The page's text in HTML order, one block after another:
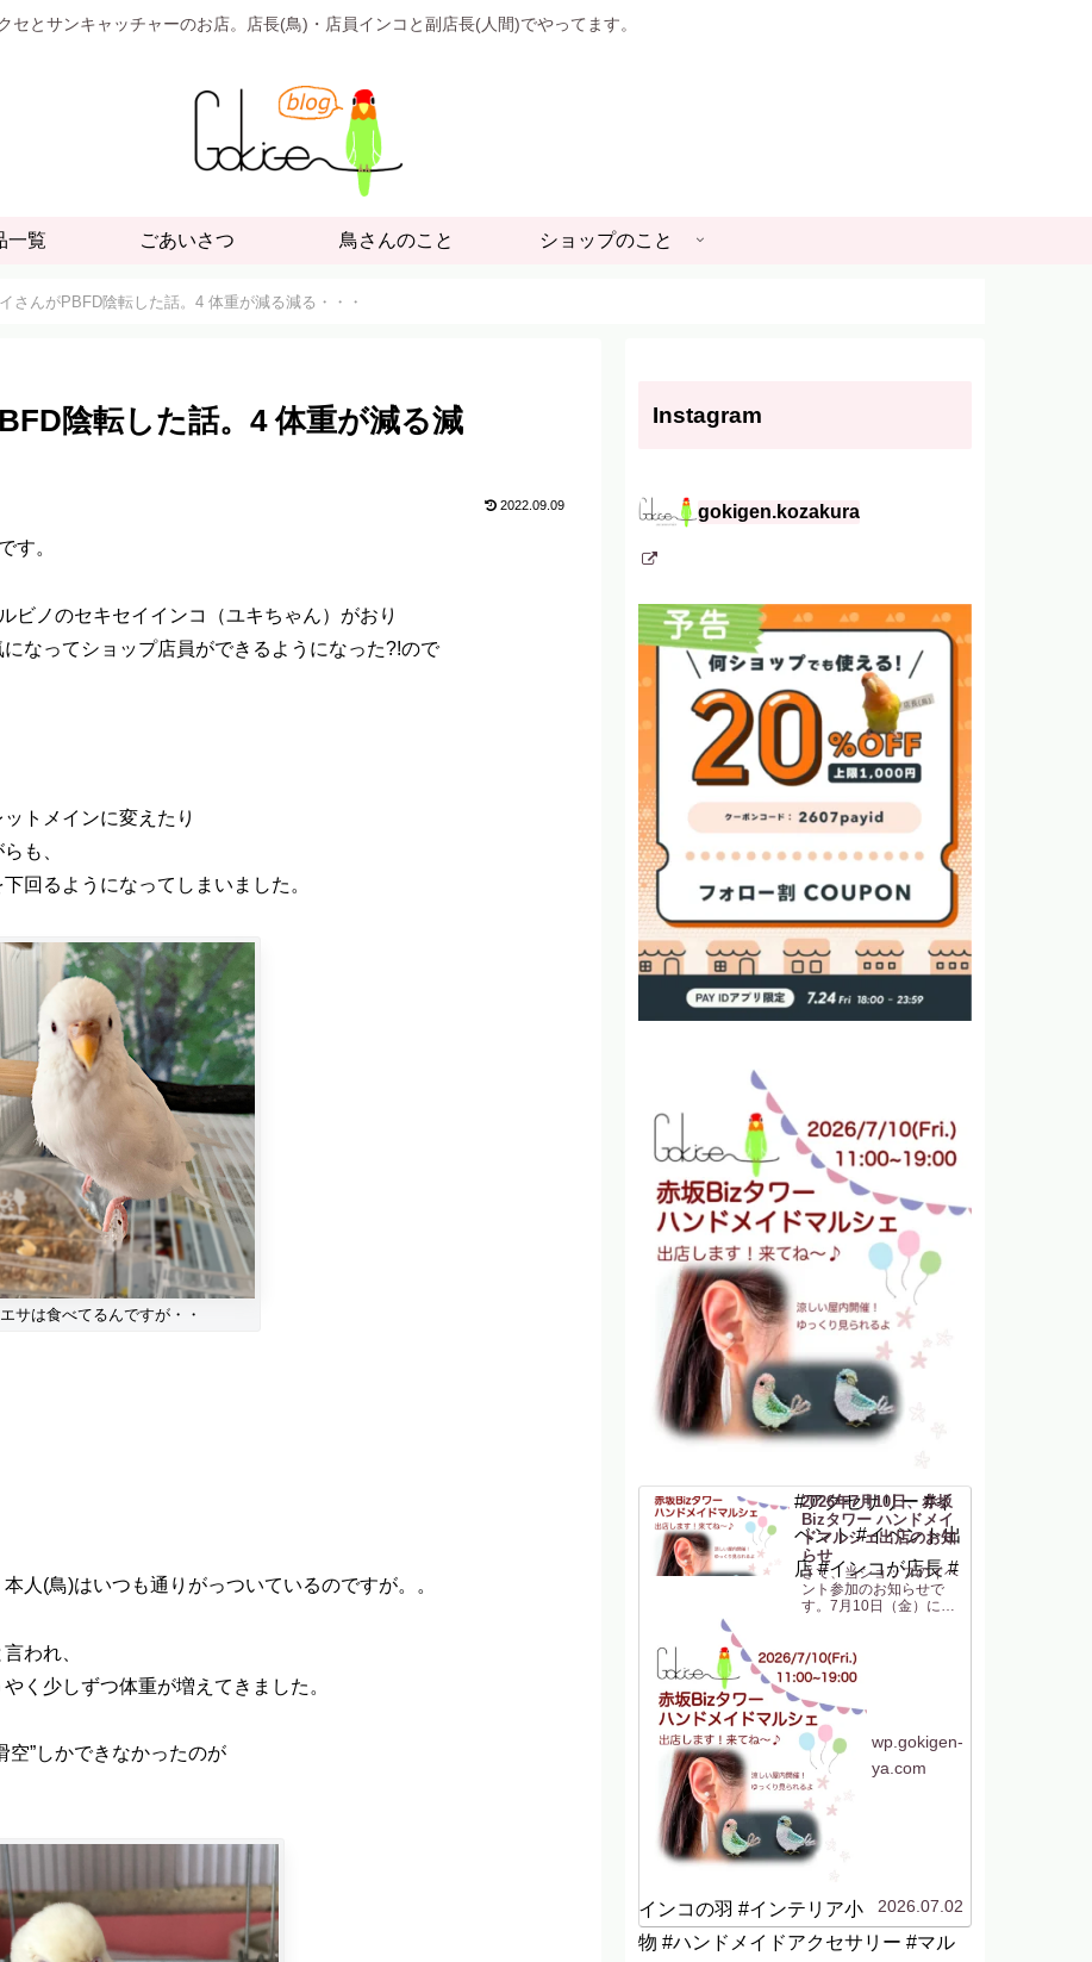
セとサンキャッチャーのお店。店長(鳥)・店員インコと副店長(人間)でやってます。
一覧 ごあいさつ 鳥さんのこと ショップのこと
さんがPBFD陰転した話。4 体重が減る減る・・・
陰転した話。4 体重が減る減
2022.09.09
す。
ビノのセキセイインコ（ユキちゃん）がおり
なってショップ店員ができるようになった?!ので
トメインに変えたり
も、
回るようになってしまいました。
エサは食べてるんですが・・
人(鳥)はいつも通りがっついているのですが。。
われ、
く少しずつ体重が増えてきました。
空”しかできなかったのが
Instagram
gokigen.kozakura
2026年7月10日、赤坂
Bizタワー ハンドメイ
ドマルシェ出店のお知
らせ
さて、当ショップのイベ
ント参加のお知らせで
す。7月10日（金）に
加します！今回は初めて
の場所、赤坂です！行く
機会がないのでよくわか
らないですがwなんだか
聞いたことはあるけど行
ったことがない「赤坂...
wp.gokigen-
ya.com
2026.07.02
#アクセサリー #イ
ベント #イベント出
店 #インコが店長 #
インコの羽 #インテリア小
物 #ハンドメイドアクセサリー #マル